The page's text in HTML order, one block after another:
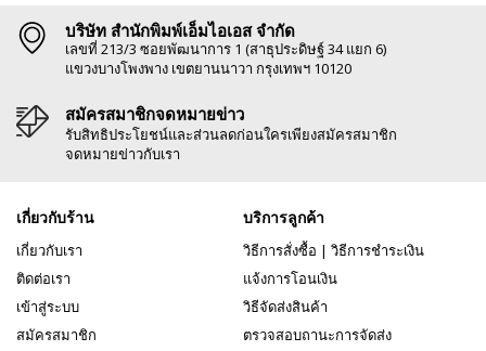
บริษัท สำนักพิมพ์เอ็มไอเอส จำกัด
เลขที่ 213/3 ซอยพัฒนาการ 1 (สาธุประดิษฐ์ 34 แยก 6)
แขวงบางโพงพาง เขตยานนาวา กรุงเทพฯ 10120
สมัครสมาชิกจดหมายข่าว
รับสิทธิประโยชน์และส่วนลดก่อนใครเพียงสมัครสมาชิก
จดหมายข่าวกับเรา
เกี่ยวกับร้าน
เกี่ยวกับเรา
ติดต่อเรา
เข้าสู่ระบบ
สมัครสมาชิก
บริการลูกค้า
วิธีการสั่งซื้อ | วิธีการชำระเงิน
แจ้งการโอนเงิน
วิธีจัดส่งสินค้า
ตรวจสอบถานะการจัดส่ง